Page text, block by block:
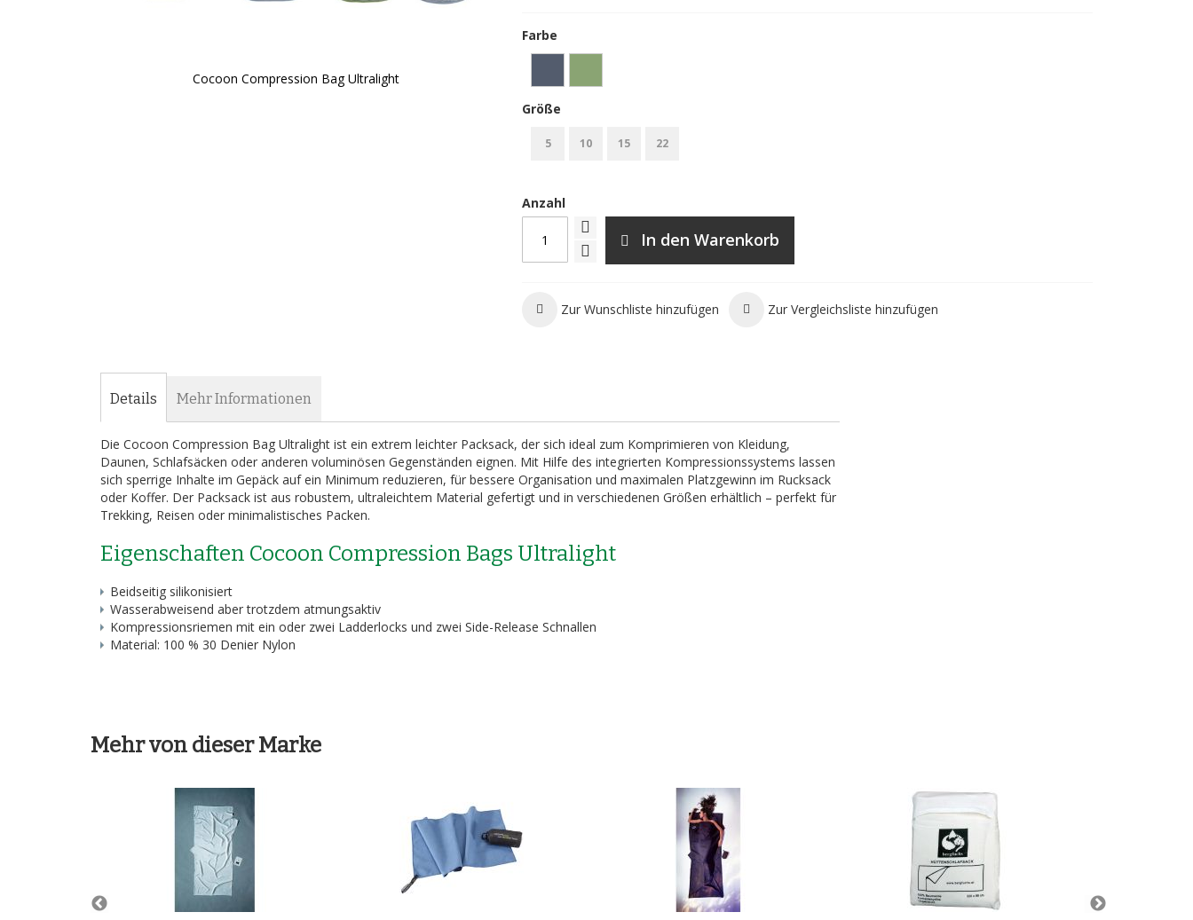
Cocoon Compression Bag Ultralight
Farbe
Größe
5 10 15 22
Anzahl
In den Warenkorb
Zur Wunschliste hinzufügen Zur Vergleichsliste hinzufügen
Details
Die Cocoon Compression Bag Ultralight ist ein extrem leichter Packsack, der sich ideal zum Komprimieren von Kleidung,
Daunen, Schlafsäcken oder anderen voluminösen Gegenständen eignen. Mit Hilfe des integrierten Kompressionssystems lassen
sich sperrige Inhalte im Gepäck auf ein Minimum reduzieren, für bessere Organisation und maximalen Platzgewinn im Rucksack
oder Koffer. Der Packsack ist aus robustem, ultraleichtem Material gefertigt und in verschiedenen Größen erhältlich – perfekt für
Trekking, Reisen oder minimalistisches Packen.
Eigenschaften Cocoon Compression Bags Ultralight
Beidseitig silikonisiert
Wasserabweisend aber trotzdem atmungsaktiv
Kompressionsriemen mit ein oder zwei Ladderlocks und zwei Side-Release Schnallen
Material: 100 % 30 Denier Nylon
Mehr Informationen
Mehr von dieser Marke